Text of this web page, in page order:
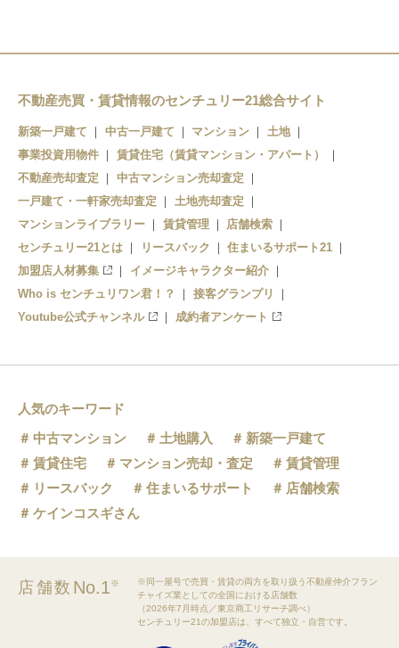
土浦駅
神立駅
不動産売買・賃貸情報のセンチュリー21総合サイト
新築一戸建て 中古一戸建て マンション
土地
事業投資用物件
賃貸住宅（賃貸マンション・アパート）
不動産売却査定
中古マンション売却査定
一戸建て・一軒家売却査定
土地売却査定
マンションライブラリー
賃貸管理
店舗検索
センチュリー21とは
リースバック
住まいるサポート21
加盟店人材募集
イメージキャラクター紹介
Who is センチュリワン君！？
接客グランプリ
Youtube公式チャンネル
成約者アンケート
人気のキーワード
中古マンション
土地購入
新築一戸建て
賃貸住宅
マンション売却・査定
賃貸管理
リースバック
住まいるサポート
店舗検索
ケインコスギさん
店舗数 No.1※
※同一屋号で売買・賃貸の両方を取り扱う不動産仲介フラン
チャイズ業としての全国における店舗数
（2026年7月時点／東京商工リサーチ調べ）
センチュリー21の加盟店は、すべて独立・自営です。